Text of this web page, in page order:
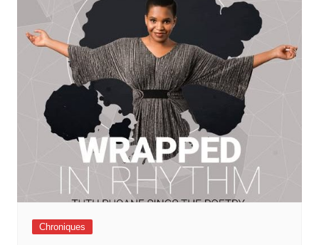
Chroniques